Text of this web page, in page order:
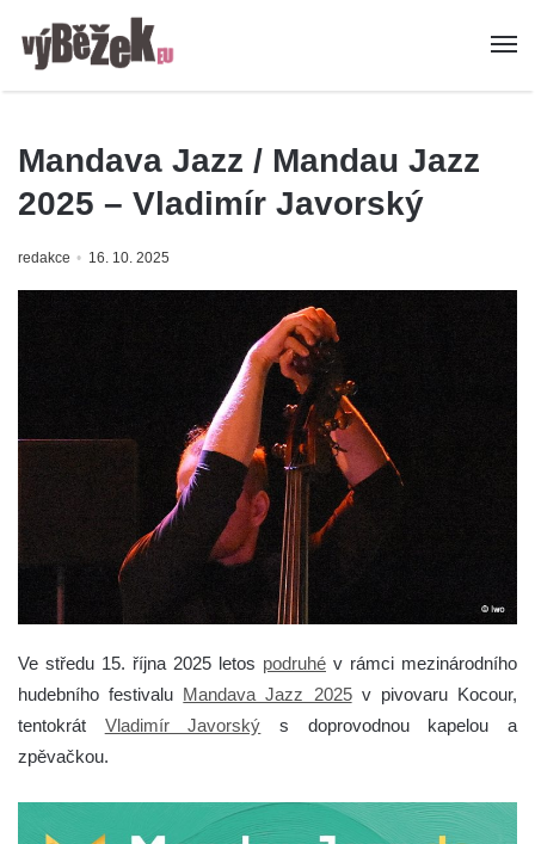
Mandava Jazz / Mandau Jazz
2025 – Vladimír Javorský
redakce 16. 10. 2025
Ve středu 15. října 2025 letos podruhé v rámci mezinárodního
hudebního festivalu Mandava Jazz 2025v pivovaru Kocour,
tentokrát Vladimír Javorský s doprovodnou kapelou a
zpěvačkou.